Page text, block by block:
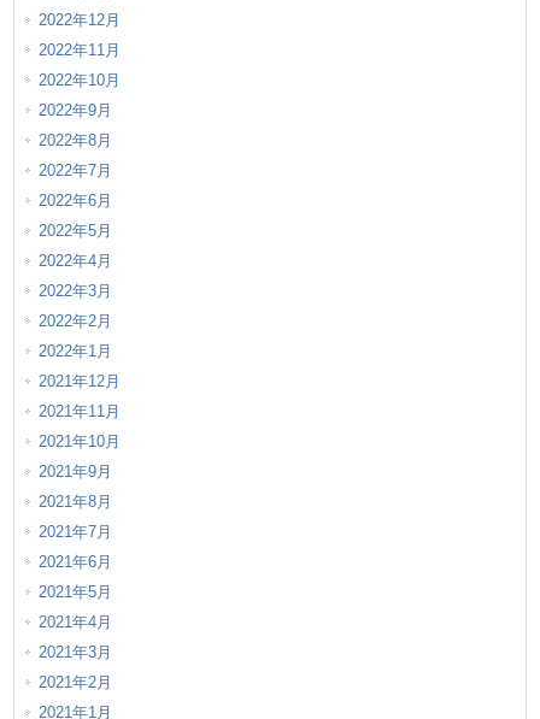
2022年12月
2022年11月
2022年10月
2022年9月
2022年8月
2022年7月
2022年6月
2022年5月
2022年4月
2022年3月
2022年2月
2022年1月
2021年12月
2021年11月
2021年10月
2021年9月
2021年8月
2021年7月
2021年6月
2021年5月
2021年4月
2021年3月
2021年2月
2021年1月